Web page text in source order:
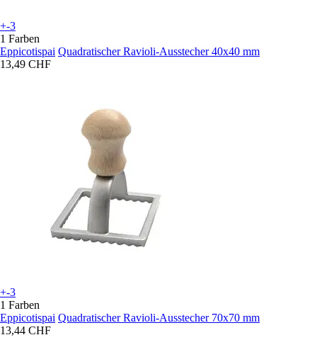
+-3
1 Farben
Eppicotispai Quadratischer Ravioli-Ausstecher 40x40 mm
13,49 CHF
+-3
1 Farben
Eppicotispai Quadratischer Ravioli-Ausstecher 70x70 mm
13,44 CHF